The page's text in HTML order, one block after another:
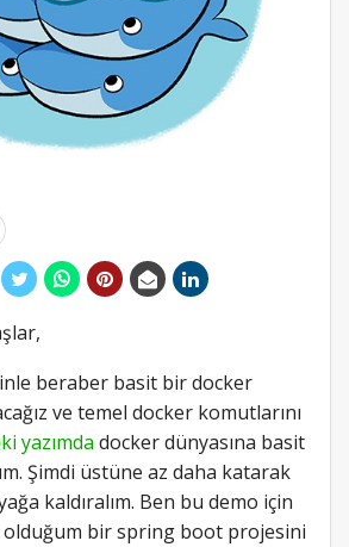
beraber basit bir docker
ve temel docker komutlarını
yazımda docker dünyasına basit
Şimdi üstüne az daha katarak
kaldıralım. Ben bu demo için
olduğum bir spring boot projesini